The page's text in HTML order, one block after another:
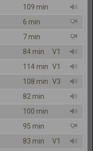
109 min
6 min
7 min
84 min
V1
114 min V1
108 min V3
82 min
100 min
95 min
83 min
V1